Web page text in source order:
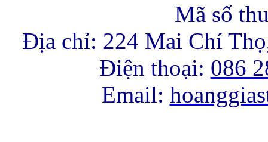
Dự án
Saigon
Mansion Được xây
dựng trên khu đất
có diện tích 925m2
Mã số
Địa chỉ: 224 Mai Chí
Điện thoại: 086
Email: